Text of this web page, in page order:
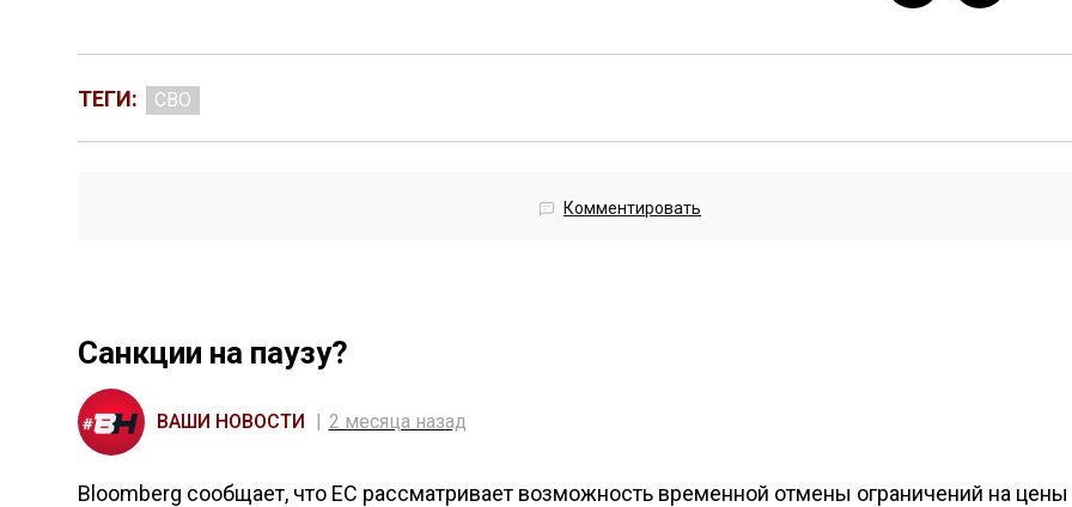
ТЕГИ: СВО
Комментировать
Санкции на паузу?
ВАШИ НОВОСТИ 2 месяца назад
Bloomberg сообщает, что ЕС рассматривает возможность временной отмены ограничений на цены